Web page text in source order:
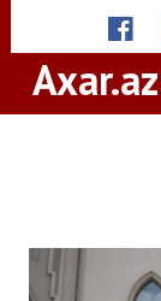
Axar.az